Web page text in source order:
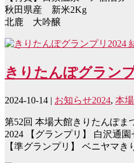
秋田県産 新米2Kg
北鹿 大吟醸
きりたんぽグラン
2024-10-14 | お知らせ2024, 本
第52回 本場大館きりたんぽま
2024 【グランプリ】 白沢通
【準グランプリ】 ベニヤマ